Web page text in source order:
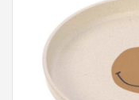
Naar school